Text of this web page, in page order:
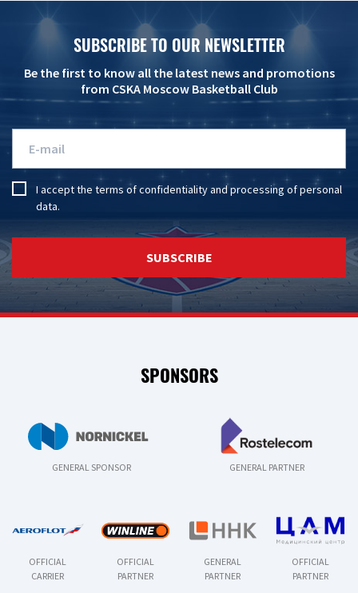
SUBSCRIBE TO OUR NEWSLETTER
Be the first to know all the latest news and promotions
from CSKA Moscow Basketball Club
I accept the terms of confidentialityandprocessing of personal
data.
SUBSCRIBE
SPONSORS
GENERAL SPONSOR GENERAL PARTNER
OFFICIAL
CARRIER
OFFICIAL
PARTNER
GENERAL
PARTNER
OFFICIAL
PARTNER